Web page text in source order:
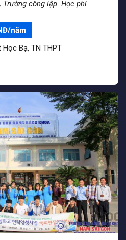
, Trường công lập. Học phí
năm
Học Bạ, TN THPT